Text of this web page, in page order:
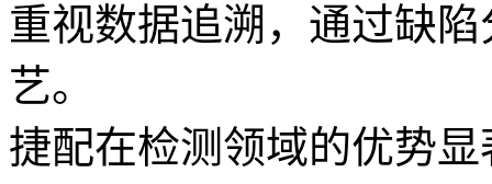
重视数据追溯，通过缺
艺。
捷配在检测领域的优势